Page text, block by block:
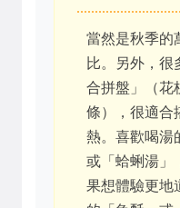
當然是秋季的
比。另外，很
合拼盤」（花
條），很適合
熱。喜歡喝湯
或「蛤蜊湯」
果想體驗更地